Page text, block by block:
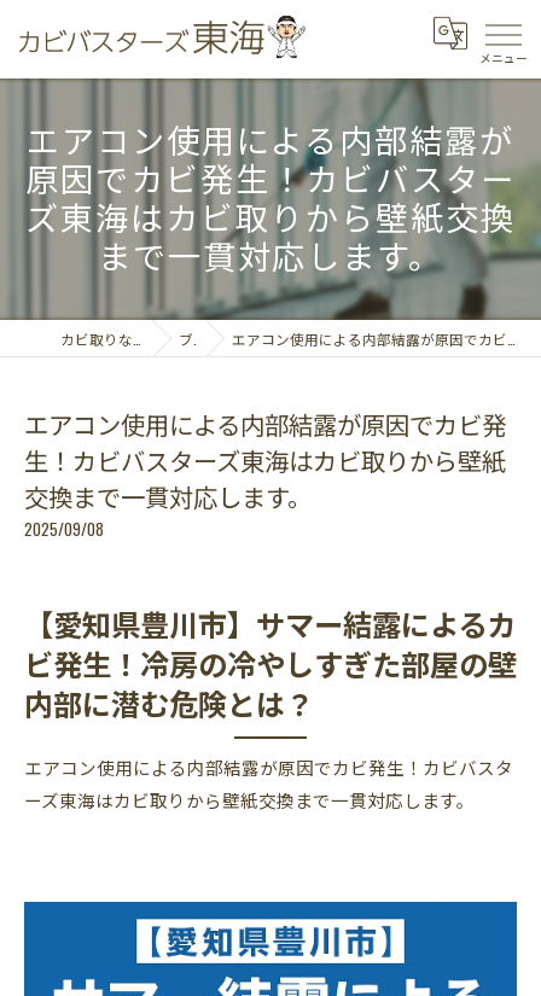
エアコン使用による内部結露が
原因でカビ発生！カビバスター
ズ東海はカビ取りから壁紙交換
まで一貫対応します。
ブログ エアコン使用による内部結露が原因でカビ発生！カビバスターズ東海はカビ取りから壁紙交換まで一貫対応します。
エアコン使用による内部結露が原因でカビ発
生！カビバスターズ東海はカビ取りから壁紙
交換まで一貫対応します。
2025/09/08
【愛知県豊川市】サマー結露によるカ
ビ発生！冷房の冷やしすぎた部屋の壁
内部に潜む危険とは？
エアコン使用による内部結露が原因でカビ発生！カビバスタ
ーズ東海はカビ取りから壁紙交換まで一貫対応します。